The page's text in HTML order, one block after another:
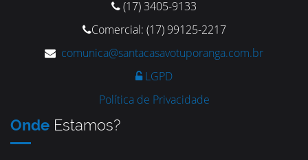
(17) 3405-9133
Comercial: (17) 99125-2217
comunica@santacasavotuporanga.com.br
LGPD
Política de Privacidade
Onde Estamos?